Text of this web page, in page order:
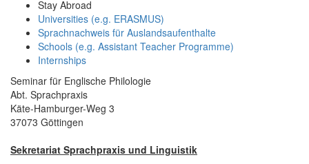
Stay Abroad
Universities (e.g. ERASMUS)
Sprachnachweis für Auslandsaufenthalte
Schools (e.g. Assistant Teacher Programme)
Internships
Seminar für Englische Philologie
Abt. Sprachpraxis
Käte-Hamburger-Weg 3
37073 Göttingen
Sekretariat Sprachpraxis und Linguistik